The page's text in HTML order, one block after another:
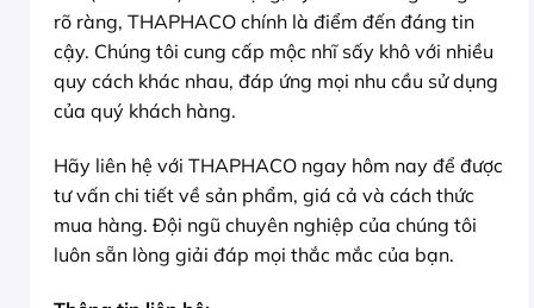
rõ ràng, THAPHACO chính là điểm đến đáng tin
cậy. Chúng tôi cung cấp mộc nhĩ sấy khô với nhiều
quy cách khác nhau, đáp ứng mọi nhu cầu sử dụng
của quý khách hàng.
Hãy liên hệ với THAPHACO ngay hôm nay để được
tư vấn chi tiết về sản phẩm, giá cả và cách thức
mua hàng. Đội ngũ chuyên nghiệp của chúng tôi
luôn sẵn lòng giải đáp mọi thắc mắc của bạn.